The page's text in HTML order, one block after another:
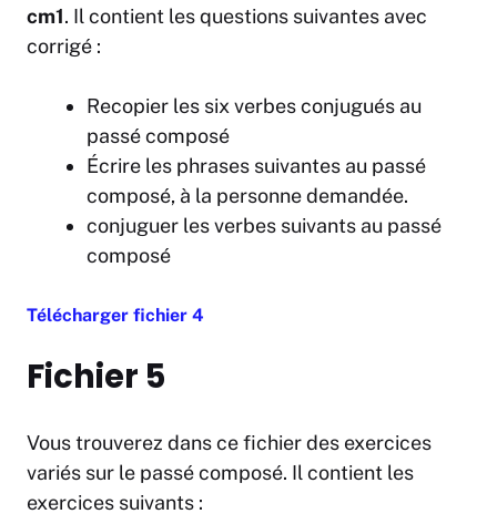
cm1. Il contient les questions suivantes avec
corrigé :
Recopier les six verbes conjugués au
passé composé
Écrire les phrases suivantes au passé
composé, à la personne demandée.
conjuguer les verbes suivants au passé
composé
Télécharger fichier 4
Fichier 5
Vous trouverez dans ce fichier des exercices
variés sur le passé composé. Il contient les
exercices suivants :